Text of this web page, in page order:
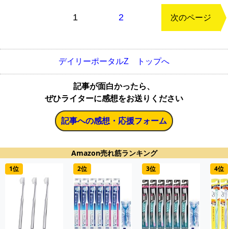
1 2 次のページ
デイリーポータルZ トップへ
記事が面白かったら、
ぜひライターに感想をお送りください
記事への感想・応援フォーム
Amazon売れ筋ランキング
1位 2位 3位 4位